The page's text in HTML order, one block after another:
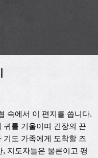
속에서 이 편지를 씁니다.
귀를 기울이며 긴장의 끈
기도 가족에게 도착할 즈
지도자들은 물론이고 평